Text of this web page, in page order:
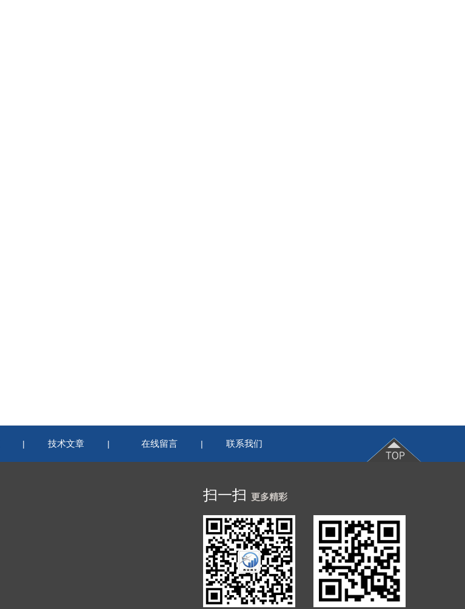
| 技术文章 | 在线留言 | 联系我们
扫一扫 更多精彩